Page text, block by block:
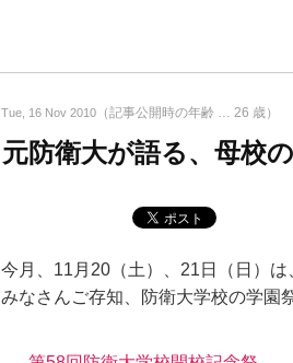
Tue, 16 Nov 2010 （記事公開時の年齢 … 26 歳）
元防衛大が語る、母校
今月、11月20（土）、21日（日）は
みなさんご存知、防衛大学校の学園